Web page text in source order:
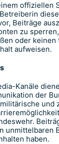
offiziellen
Beiträge
zu
oder keinen
aufweisen.
Kanäle
der
und
unmittelbaren
haben.